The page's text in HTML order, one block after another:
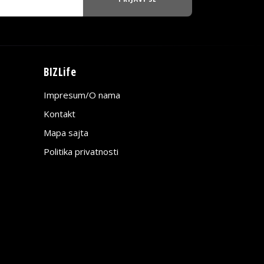
BIZLife
Impresum/O nama
Kontakt
Mapa sajta
Politika privatnosti